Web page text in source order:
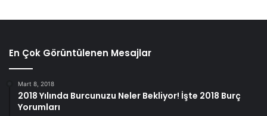
En Çok Görüntülenen Mesajlar
Mart 8, 2018
2018 Yılında Burcunuzu Neler Bekliyor! İşte 2018 Burç
Yorumları